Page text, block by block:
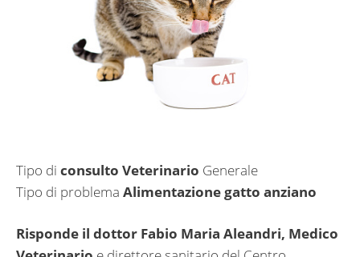
Tipo di consulto Veterinario Generale
Tipo di problema Alimentazione gatto anziano
Risponde il dottor Fabio Maria Aleandri, Medico